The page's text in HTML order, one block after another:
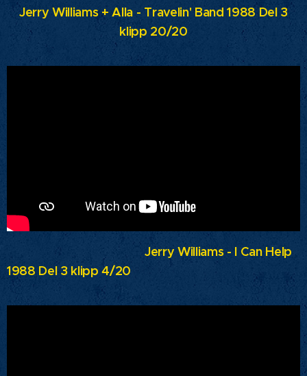
Jerry Williams + Alla - Travelin' Band 1988 Del 3
klipp 20/20
Jerry Williams - I Can Help
1988 Del 3 klipp 4/20